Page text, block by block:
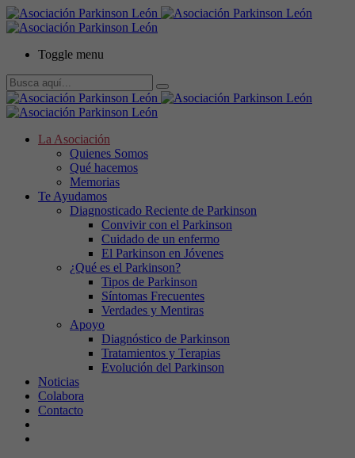
Toggle menu
La Asociación
Quienes Somos
Qué hacemos
Memorias
Te Ayudamos
Diagnosticado Reciente de Parkinson
Convivir con el Parkinson
Cuidado de un enfermo
El Parkinson en Jóvenes
¿Qué es el Parkinson?
Tipos de Parkinson
Síntomas Frecuentes
Verdades y Mentiras
Apoyo
Diagnóstico de Parkinson
Tratamientos y Terapias
Evolución del Parkinson
Noticias
Colabora
Contacto